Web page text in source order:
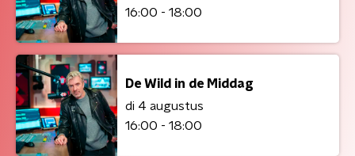
16:00 - 18:00
De Wild in de Middag
di 4 augustus
16:00 - 18:00